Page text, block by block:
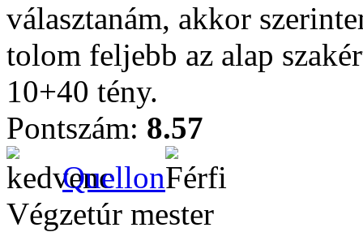
választanám, akkor
tolom feljebb az alap
10+40 tény.
Pontszám: 8.57
Quellon
Végzetúr mester